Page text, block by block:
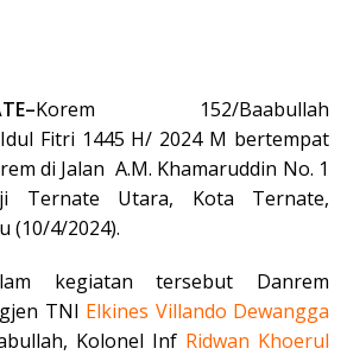
Korem 152/Baabullah
Fitri 1445 H/ 2024 M bertempat
di Jalan A.M. Khamaruddin No. 1
Ternate Utara, Kota Ternate,
(10/4/2024).
kegiatan tersebut Danrem
TNI Elkines Villando Dewangga
Kolonel Inf Ridwan Khoerul